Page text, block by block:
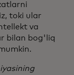
toki ular
va
bilan bog'liq